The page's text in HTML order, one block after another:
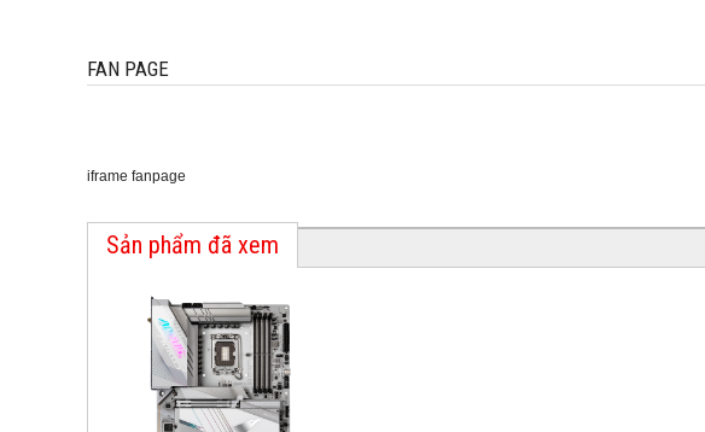
FAN PAGE
iframe fanpage
Sản phẩm đã xem